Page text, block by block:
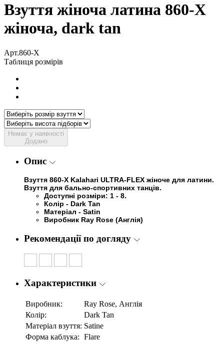
Взуття жіноча латина 860-X
жіноча, dark tan
Арт.860-X
Таблиця розмірів
Немає у наявності
Додано
Опис
Взуття 860-X Kalahari ULTRA-FLEX жіноче для латини.
Взуття для бально-спортивних танців.
Доступні розміри: 1 - 8.
Колір - Dark Tan
Матеріал - Satin
Виробник Ray Rose (Англія)
Рекомендації по догляду
Характеристики
Виробник:
Ray Rose, Англія
Колір:
Dark Tan
Матеріал взуття: Satine
Форма каблука: Flare